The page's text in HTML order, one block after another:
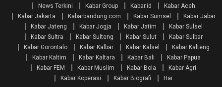
News Terkini
Kabar Group Kabar.id
Kabar Aceh
Kabar Jakarta
Kabarbandung.com Kabar Sumsel
Kabar Jabar
Kabar Jateng
Kabar Jogja Kabar Jatim
Kabar Sulsel
Kabar Sultra
Kabar Sulteng Kabar Sulut
Kabar Sulbar
Kabar Gorontalo
Kabar Kalbar Kabar Kalsel
Kabar Kalteng
Kabar Kaltim
Kabar Kaltara Kabar Bali
Kabar Papua
Kabar FEM
Kabar Muslim Kabar Bola
Kabar Agri
Kabar Koperasi
Kabar Biografi Hai